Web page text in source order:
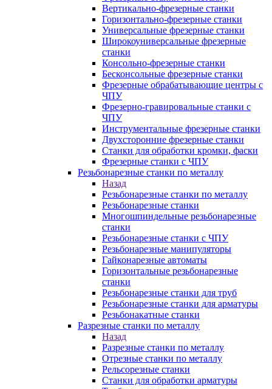
Вертикально-фрезерные станки
Горизонтально-фрезерные станки
Универсальные фрезерные станки
Широкоуниверсальные фрезерные
станки
Консольно-фрезерные станки
Бесконсольные фрезерные станки
Фрезерные обрабатывающие центры с
ЧПУ
Фрезерно-гравировальные станки с
ЧПУ
Инструментальные фрезерные станки
Двухсторонние фрезерные станки
Станки для обработки кромки, фаски
Фрезерные станки с ЧПУ
Резьбонарезные станки по металлу
Назад
Резьбонарезные станки по металлу
Резьбонарезные станки
Многошпиндельные резьбонарезные
станки
Резьбонарезные станки с ЧПУ
Резьбонарезные манипуляторы
Гайконарезные автоматы
Горизонтальные резьбонарезные
станки
Резьбонарезные станки для труб
Резьбонарезные станки для арматуры
Резьбонакатные станки
Разрезные станки по металлу
Назад
Разрезные станки по металлу
Отрезные станки по металлу
Рельсорезные станки
Станки для обработки арматуры